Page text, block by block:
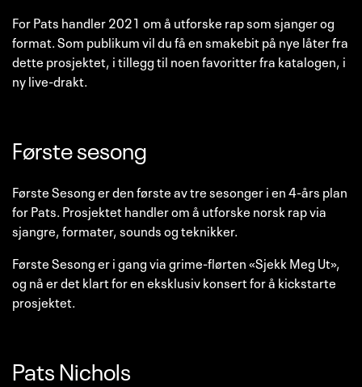
For Pats handler 2021 om å utforske rap som sjanger og
format. Som publikum vil du få en smakebit på nye låter fra
dette prosjektet, i tillegg til noen favoritter fra katalogen, i
ny live-drakt.
Første sesong
Første Sesong er den første av tre sesonger i en 4-års plan
for Pats. Prosjektet handler om å utforske norsk rap via
sjangre, formater, sounds og teknikker.
Første Sesong er i gang via grime-flørten «Sjekk Meg Ut»,
og nå er det klart for en eksklusiv konsert for å kickstarte
prosjektet.
Pats Nichols